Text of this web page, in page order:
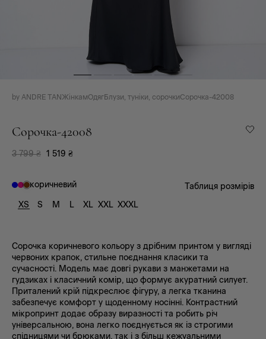
by ANDRE TANЖінкамОдягБлузи, туніки, сорочкиСорочка-42008
Сорочка-42008
3 799 ₴ 1 519 ₴
коричневий
XS
S M L XL XXL XXXL
Таблиця розмірів
Сорочка коричневого кольору з дрібним принтом у вигляді
червоних крапок, стильне поєднання класики та
сучасності. Модель має довгі рукави з манжетами на
гудзиках і класичний комір, що формує акуратний силует.
Приталений крій підкреслює фігуру, а легка тканина
забезпечує комфорт у щоденному носінні. Контрастний
мікропринт додає образу виразності та робить річ
універсальною, вона легко поєднується як із строгими
спідницями чи брюками, так і з більш кежуальними